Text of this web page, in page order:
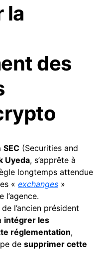
la
des
SEC (Securities and
Uyeda, s’apprête à
longtemps attendue
« exchanges »
l’agence.
l’ancien président
intégrer les
réglementation,
de supprimer cette